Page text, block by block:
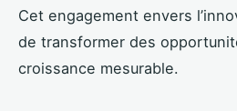
Cet engagement envers
de transformer des
croissance mesurable.